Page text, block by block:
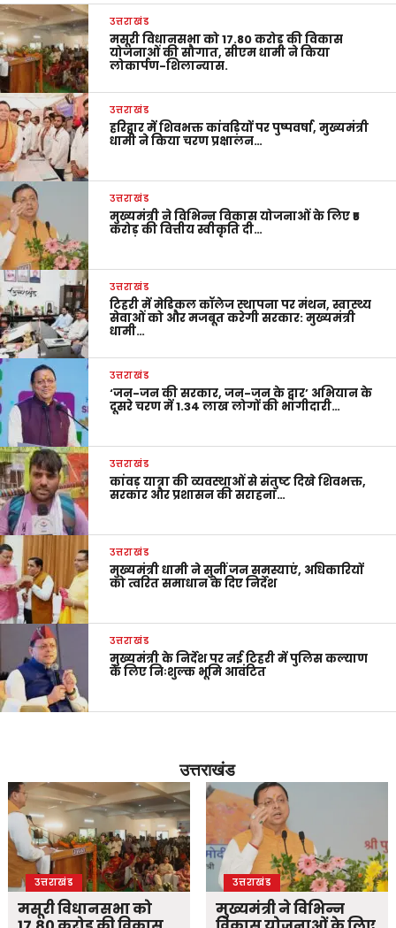
उत्तराखंड
मसूरी विधानसभा को 17.80 करोड़ की विकास
योजनाओं की सौगात, सीएम धामी ने किया
लोकार्पण-शिलान्यास.
उत्तराखंड
हरिद्वार में शिवभक्त कांवड़ियों पर पुष्पवर्षा, मुख्यमंत्री
धामी ने किया चरण प्रक्षालन…
उत्तराखंड
मुख्यमंत्री ने विभिन्न विकास योजनाओं के लिए ₹5
करोड़ की वित्तीय स्वीकृति दी…
उत्तराखंड
टिहरी में मेडिकल कॉलेज स्थापना पर मंथन, स्वास्थ्य
सेवाओं को और मजबूत करेगी सरकार: मुख्यमंत्री
धामी…
उत्तराखंड
‘जन-जन की सरकार, जन-जन के द्वार’ अभियान के
दूसरे चरण में 1.34 लाख लोगों की भागीदारी…
उत्तराखंड
कांवड़ यात्रा की व्यवस्थाओं से संतुष्ट दिखे शिवभक्त,
सरकार और प्रशासन की सराहना…
उत्तराखंड
मुख्यमंत्री धामी ने सुनीं जन समस्याएं, अधिकारियों
को त्वरित समाधान के दिए निर्देश
उत्तराखंड
मुख्यमंत्री के निर्देश पर नई टिहरी में पुलिस कल्याण
के लिए निःशुल्क भूमि आवंटित
उत्तराखंड
उत्तराखंड
मसूरी विधानसभा को
उत्तराखंड
मुख्यमंत्री ने विभिन्न